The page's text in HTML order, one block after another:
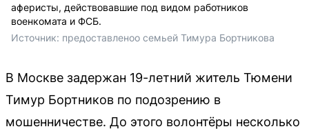
аферисты, действовавшие под видом работников
военкомата и ФСБ.
Источник: предоставленоо семьей Тимура Бортникова
В Москве задержан 19-летний житель Тюмени
Тимур Бортников по подозрению в
мошенничестве. До этого волонтёры несколько